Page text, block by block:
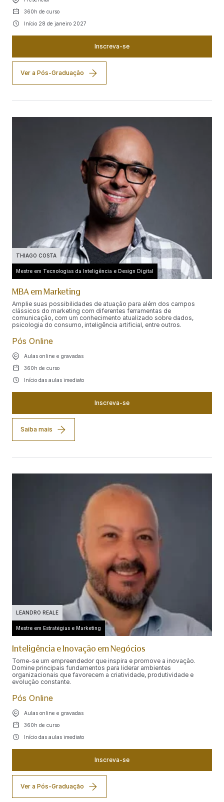
360h de curso
Início 28 de janeiro 2027
Inscreva-se
Ver a Pós-Graduação
THIAGO COSTA
Mestre em Tecnologias da Inteligência e Design Digital
MBA em Marketing
Amplie suas possibilidades de atuação para além dos campos
clássicos do marketing com diferentes ferramentas de
comunicação, com um conhecimento atualizado sobre dados,
psicologia do consumo, inteligência artificial, entre outros.
Pós Online
Aulas online e gravadas
360h de curso
Início das aulas imediato
Inscreva-se
Saiba mais
LEANDRO REALE
Mestre em Estratégias e Marketing
Inteligência e Inovação em Negócios
Torne-se um empreendedor que inspira e promove a inovação.
Domine principais fundamentos para liderar ambientes
organizacionais que favorecem a criatividade, produtividade e
evolução constante.
Pós Online
Aulas online e gravadas
360h de curso
Início das aulas imediato
Inscreva-se
Ver a Pós-Graduação